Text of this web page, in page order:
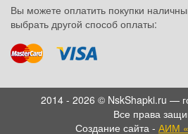
Вы можете оплатить покупки
выбрать другой способ оплаты:
2014 - 2026 © NskShapki.ru —
Все права
Создание сайта - АИМ